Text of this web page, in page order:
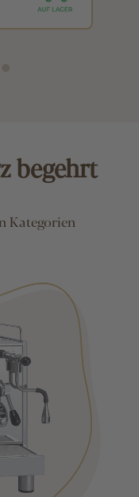
begehrt
Kategorien